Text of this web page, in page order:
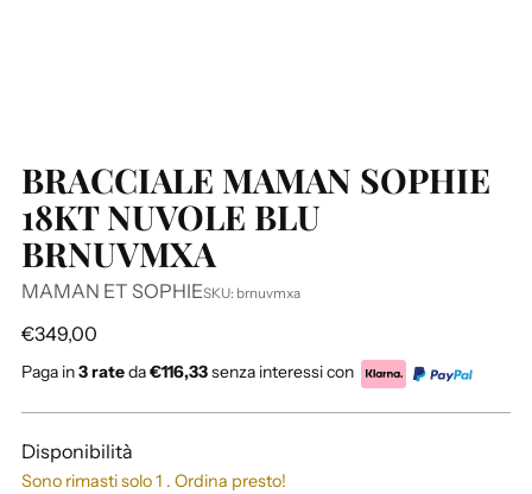
BRACCIALE MAMAN SOPHIE
18KT NUVOLE BLU
BRNUVMXA
MAMAN ET SOPHIESKU: brnuvmxa
Prezzo
di
€349,00
Paga in3 rateda€116,33senza interessi con
Disponibilità
Sono rimasti solo 1 . Ordina presto!